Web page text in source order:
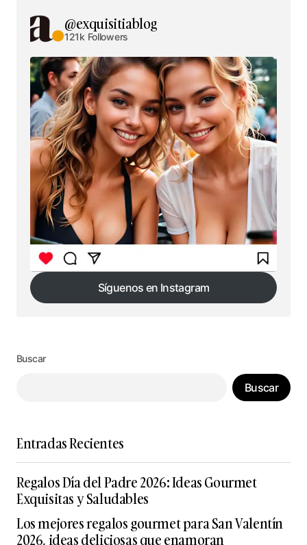
@exquisitiablog
121k Followers
Síguenos en Instagram
Síguenos en Instagram
Buscar
Buscar
Entradas Recientes
Regalos Día del Padre 2026: Ideas Gourmet
Exquisitas y Saludables
Los mejores regalos gourmet para San Valentín
2026, ideas deliciosas que enamoran